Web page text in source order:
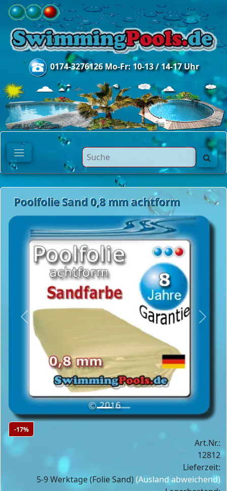
0174-3276126 Mo-Fr: 10-13 / 14-17 Uhr
Poolfolie Sand 0,8 mm achtform
Previous Next
-17%
Art.Nr.:
12812
Lieferzeit:
5-9 Werktage (Folie Sand) (Ausland abweichend)